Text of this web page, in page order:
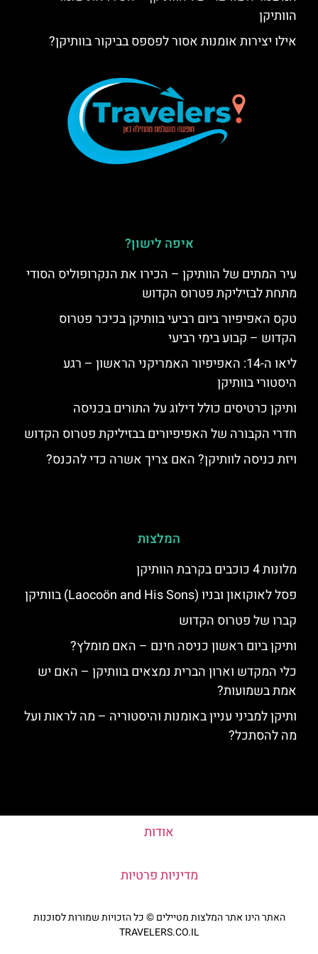
הוותיקן
אילו יצירות אומנות אסור לפספס בביקור בוותיקן?
איפה לישון?
עיר המתים של הוותיקן – הכירו את הנקרופוליס הסודי
מתחת לבזיליקת פטרוס הקדוש
טקס האפיפיור ביום רביעי בוותיקן בכיכר פטרוס
הקדוש – קבוע בימי רביעי
ליאו ה-14: האפיפיור האמריקני הראשון – רגע
היסטורי בוותיקן
ותיקן כרטיסים כולל דילוג על התורים בכניסה
חדרי הקבורה של האפיפיורים בבזיליקת פטרוס הקדוש
ויזת כניסה לוותיקן? האם צריך אשרה כדי להכנס?
המלצות
מלונות 4 כוכבים בקרבת הוותיקן
פסל לאוקואון ובניו (Laocoön and His Sons) בוותיקן
קברו של פטרוס הקדוש
ותיקן ביום ראשון כניסה חינם – האם מומלץ?
כלי המקדש וארון הברית נמצאים בוותיקן – האם יש
אמת בשמועות?
ותיקן למביני עניין באומנות והיסטוריה – מה לראות ועל
מה להסתכל?
אודות
מדיניות פרטיות
האתר הינו אתר המלצות מטיילים © כל הזכויות שמורות לסוכנות
TRAVELERS.CO.IL